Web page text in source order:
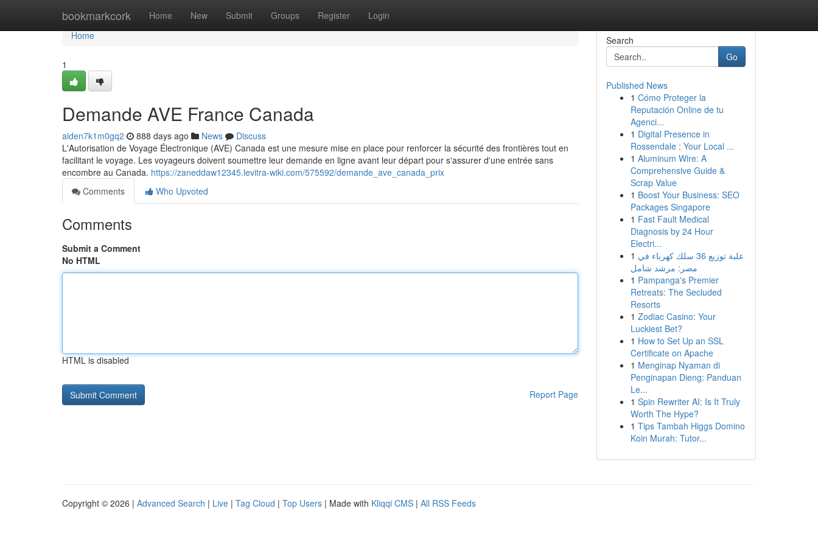
bookmarkcork Home New Submit Groups Register Login
Home
Home
1
Demande AVE France Canada
aiden7k1m0gq2 888 days ago News
Discuss
L'Autorisation de Voyage Électronique (AVE) Canada est une mesure mise en place pour renforcer la sécurité des frontières tout en
facilitant le voyage. Les voyageurs doivent soumettre leur demande en ligne avant leur départ pour s'assurer d'une entrée sans
encombre au Canada. https://zaneddaw12345.levitra-wiki.com/575592/demande_ave_canada_prix
Comments
Who Upvoted
Comments
Submit a Comment
No HTML
HTML is disabled
Report Page
Search
Go
Published News
1 Cómo Proteger la
Reputación Online de tu
Agenci...
1 Digital Presence in
Rossendale : Your Local ...
1 Aluminum Wire: A
Comprehensive Guide &
Scrap Value
1 Boost Your Business: SEO
Packages Singapore
1 Fast Fault Medical
Diagnosis by 24 Hour
Electri...
1 علبة توزيع 36 سلك كهرباء في
مصر: مرشد شامل
1 Pampanga's Premier
Retreats: The Secluded
Resorts
1 Zodiac Casino: Your
Luckiest Bet?
1 How to Set Up an SSL
Certificate on Apache
1 Menginap Nyaman di
Penginapan Dieng: Panduan
Le...
1 Spin Rewriter AI: Is It Truly
Worth The Hype?
1 Tips Tambah Higgs Domino
Koin Murah: Tutor...
Copyright © 2026 | Advanced Search | Live | Tag Cloud | Top Users | Made with Kliqqi CMS | All RSS Feeds